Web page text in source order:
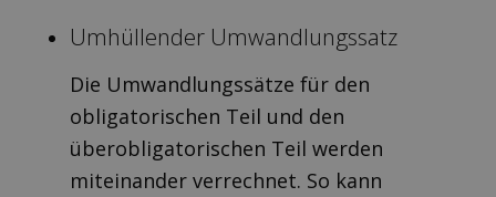
Umhüllender Umwandlungssatz
Die Umwandlungssätze für den
obligatorischen Teil und den
überobligatorischen Teil werden
miteinander verrechnet. So kann